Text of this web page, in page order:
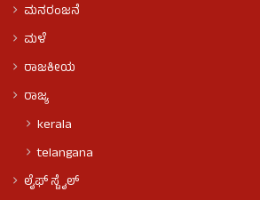
ಮನರಂಜನೆ
ಮಳೆ
ರಾಜಕೀಯ
ರಾಜ್ಯ
kerala
telangana
ಲೈಫ್ ಸ್ಟೈಲ್